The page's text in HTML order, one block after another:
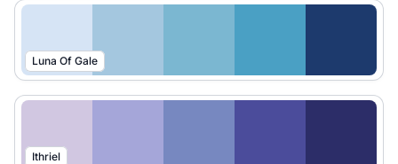
Luna Of Gale
Ithriel